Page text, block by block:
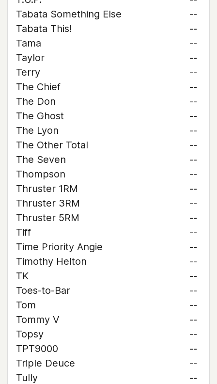
Tabata Something Else
--
Tabata This!
--
Tama
--
Taylor
--
Terry
--
The Chief
--
The Don
--
The Ghost
--
The Lyon
--
The Other Total
--
The Seven
--
Thompson
--
Thruster 1RM
--
Thruster 3RM
--
Thruster 5RM
--
Tiff
--
Time Priority Angie
--
Timothy Helton
--
TK
--
Toes-to-Bar
--
Tom
--
Tommy V
--
Topsy
--
TPT9000
--
Triple Deuce
--
Tully
--